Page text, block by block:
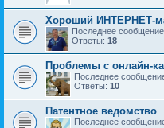
Хороший ИНТЕРНЕТ-
Последнее сообщение
Ответы: 18
Проблемы с онлайн-
Последнее
Ответы: 10
Патентное ведомство
Последнее